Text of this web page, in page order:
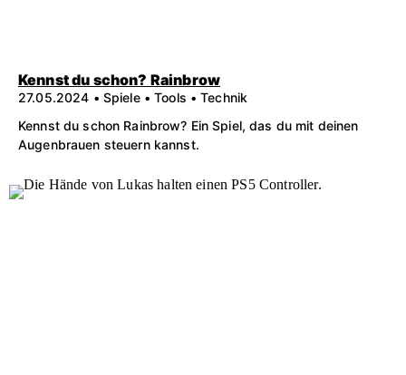
Kennst du schon? Rainbrow
27.05.2024 • Spiele • Tools • Technik
Kennst du schon Rainbrow? Ein Spiel, das du mit deinen
Augenbrauen steuern kannst.